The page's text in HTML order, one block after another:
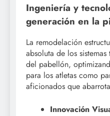
Ingeniería y
generación en la
La remodelación
absoluta de los
del pabellón,
para los atletas como
aficionados que
Innovación